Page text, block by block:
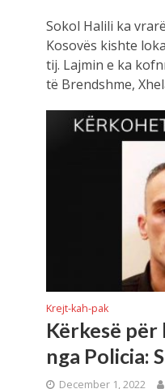
Sokol Halili ka
Kosovës kishte
tij. Lajmin e ka
të Brendshme,
Krejt-kah-pak
Kërkesë për
nga Policia:
December 1, 2022